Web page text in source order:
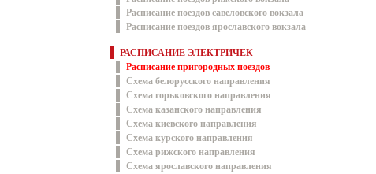
Расписание поездов савеловского вокзала
Расписание поездов ярославского вокзала
РАСПИСАНИЕ ЭЛЕКТРИЧЕК
Расписание пригородных поездов
Схема белорусского направления
Схема горьковского направления
Схема казанского направления
Схема киевского направления
Схема курского направления
Схема рижского направления
Схема ярославского направления